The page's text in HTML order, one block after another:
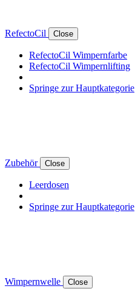
RefectoCil Close
RefectoCil Wimpernfarbe
RefectoCil Wimpernlifting
Springe zur Hauptkategorie
Zubehör Close
Leerdosen
Springe zur Hauptkategorie
Wimpernwelle Close